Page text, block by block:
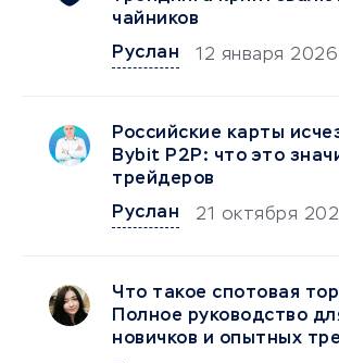
чайников
Руслан
12 января 2026
Российские карты
Bybit P2P: что это
трейдеров
Руслан
21 октября
Что такое спотовая
Полное руководство
новичков и опытных